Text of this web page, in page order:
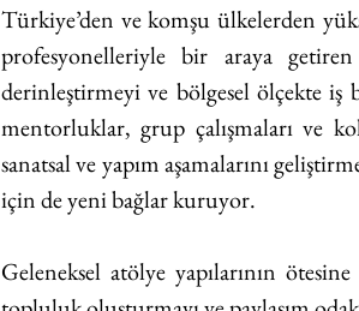
Türkiye’den ve komşu ülkelerden
profesyonelleriyle bir araya
derinleştirmeyi ve bölgesel ölçekte
mentorluklar, grup çalışmaları ve
sanatsal ve yapım aşamalarını
için de yeni bağlar kuruyor.
Geleneksel atölye yapılarının